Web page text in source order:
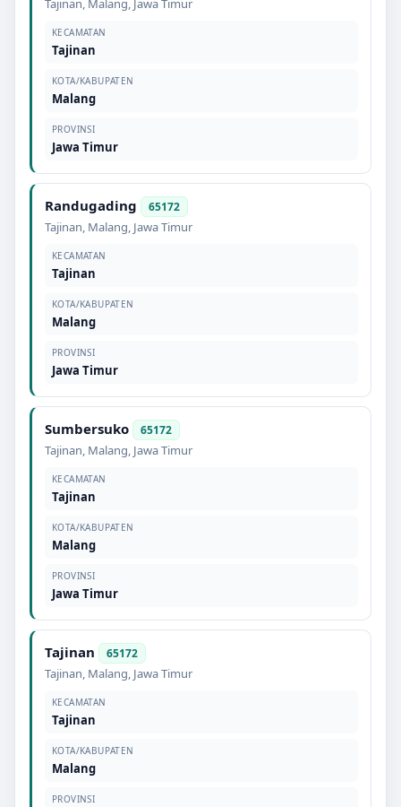
Tajinan, Malang, Jawa Timur
KECAMATAN
Tajinan
KOTA/KABUPATEN
Malang
PROVINSI
Jawa Timur
Randugading 65172
Tajinan, Malang, Jawa Timur
KECAMATAN
Tajinan
KOTA/KABUPATEN
Malang
PROVINSI
Jawa Timur
Sumbersuko 65172
Tajinan, Malang, Jawa Timur
KECAMATAN
Tajinan
KOTA/KABUPATEN
Malang
PROVINSI
Jawa Timur
Tajinan 65172
Tajinan, Malang, Jawa Timur
KECAMATAN
Tajinan
KOTA/KABUPATEN
Malang
PROVINSI